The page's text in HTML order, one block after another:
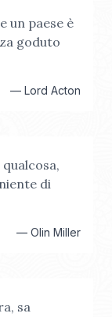
un paese è
goduto
— Lord Acton
di
— Olin Miller
sa